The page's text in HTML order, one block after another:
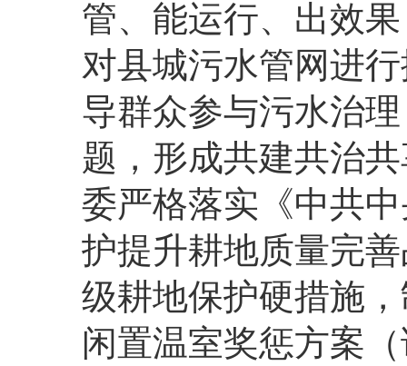
管、能运行、出效
对县城污水管网进
导群众参与污水治
题，形成共建共治
委严格落实《中共
护提升耕地质量完
级耕地保护硬措施
闲置温室奖惩方案